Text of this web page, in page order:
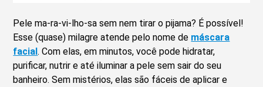
Pele ma-ra-vi-lho-sa sem nem tirar o pijama? É possível!
Esse (quase) milagre atende pelo nome de máscara
facial. Com elas, em minutos, você pode hidratar,
purificar, nutrir e até iluminar a pele sem sair do seu
banheiro. Sem mistérios, elas são fáceis de aplicar e